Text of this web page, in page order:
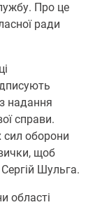
Про це
ради
надання
справи.
оборони
щоб
Шульга.
області